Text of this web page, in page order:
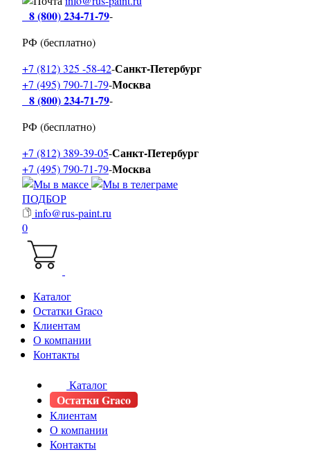
8 (800) 234-71-79-
РФ (бесплатно)
+7 (812) 325 -58-42-Санкт-Петербург
+7 (495) 790-71-79-Москва
8 (800) 234-71-79-
РФ (бесплатно)
+7 (812) 389-39-05-Санкт-Петербург
+7 (495) 790-71-79-Москва
ПОДБОР
info@rus-paint.ru
0
Каталог
Остатки Graco
Клиентам
О компании
Контакты
Каталог
Остатки Graco
Клиентам
О компании
Контакты